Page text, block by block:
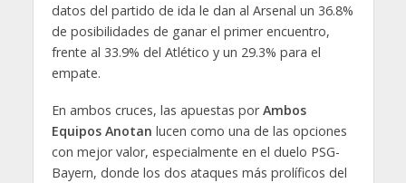
datos del partido de ida le dan al Arsenal un 36.8%
de posibilidades de ganar el primer encuentro,
frente al 33.9% del Atlético y un 29.3% para el
empate.
En ambos cruces, las apuestas porAmbos
Equipos Anotan lucen como una de las opciones
con mejor valor, especialmente en el duelo PSG-
Bayern, donde los dos ataques más prolíficos del